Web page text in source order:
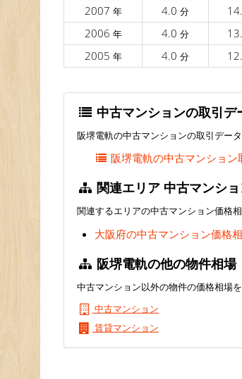
2007 年 4.0 分
2006 年 4.0 分
2005 年 4.0 分
中古マンションの取引デ
阪堺電軌の中古マンションの取引デー
阪堺電軌の中古マンション
関連エリア 中古マンシ
関連するエリアの中古マンション価格
大阪府の中古マンション価格
阪堺電軌の他の物件相場
中古マンション以外の物件の価格相場
中古マンション
賃貸マンション